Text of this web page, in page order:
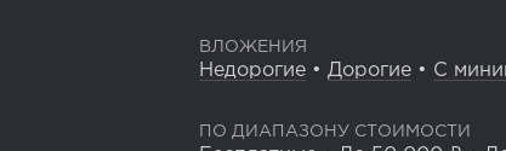
ВЛОЖЕНИЯ
Недорогие • Дорогие • С
ПО ДИАПАЗОНУ СТОИМОСТИ